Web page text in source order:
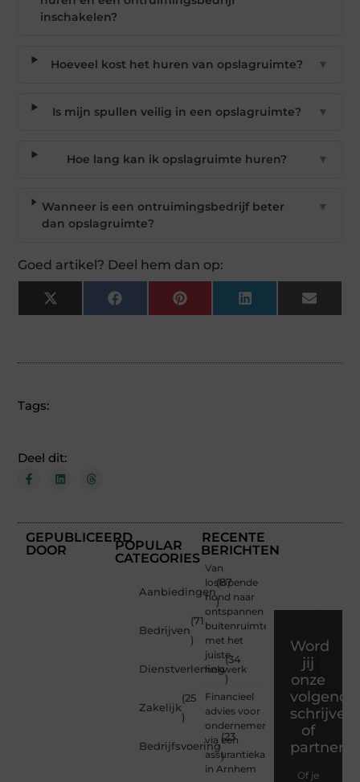
inschakelen?
Hoeveel kost het huren van opslagruimte? ▼
Is mijn spullen veilig in een opslagruimte? ▼
Hoe lang kan ik opslagruimte huren? ▼
Wanneer is een ontruimingsbedrijf beter
dan opslagruimte?
▼
Goed artikel? Deel hem dan op:
X
(Twitter)
Facebook Pinterest LinkedIn Email
Tags:
Deel dit:
GEPUBLICEERD
DOOR
POPULAR
CATEGORIES
Aanbiedingen
(87
)
Bedrijven
(71
)
Dienstverlening
(34
)
Zakelijk
(25
)
Bedrijfsvoering
(23
)
RECENTE
BERICHTEN
Van
loslopende
hond naar
ontspannen
buitenruimte
met het
juiste
hekwerk
Financieel
advies voor
ondernemers
via een
assurantiekantoor
in Arnhem
Word
jij
onze
volgende
schrijver
of
partner?
Of je